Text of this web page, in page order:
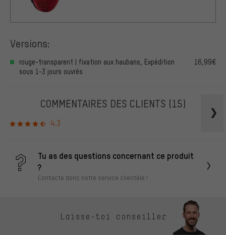
Versions:
rouge-transparent | fixation aux haubans, Expédition
sous 1-3 jours ouvrés
16,99€
COMMENTAIRES DES CLIENTS (15)
4.3
Tu as des questions concernant ce produit
?
Contacte donc notre service clientèle !
Laisse-toi conseiller